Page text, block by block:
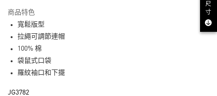
LINE Pay
全家取貨付款
商品特色
寬鬆版型
拉繩可調節連帽
100% 棉
袋鼠式口袋
羅紋袖口和下擺
JG3782
尺
寸